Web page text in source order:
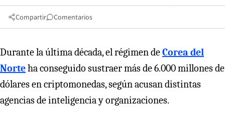
Compartir Comentarios
Durante la última década, el régimen deCorea del
Norteha conseguido sustraer más de 6.000 millones de
dólares en criptomonedas, según acusan distintas
agencias de inteligencia y organizaciones.